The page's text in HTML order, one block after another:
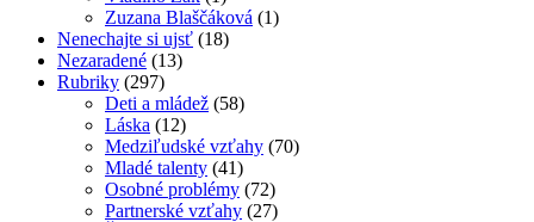
Zuzana Blaščáková (1)
Nenechajte si ujsť (18)
Nezaradené (13)
Rubriky (297)
Deti a mládež (58)
Láska (12)
Medziľudské vzťahy (70)
Mladé talenty (41)
Osobné problémy (72)
Partnerské vzťahy (27)